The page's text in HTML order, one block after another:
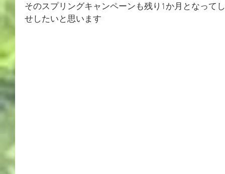
そのスプリングキャンペーンも残り1か月となって
せしたいと思います